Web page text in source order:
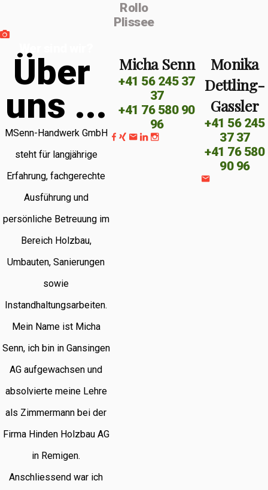
Rollo
Plissee
Über
uns ...
MSenn-Handwerk GmbH
steht für langjährige
Erfahrung, fachgerechte
Ausführung und
persönliche Betreuung im
Bereich Holzbau,
Umbauten, Sanierungen
sowie
Instandhaltungsarbeiten.
Mein Name ist Micha
Senn, ich bin in Gansingen
AG aufgewachsen und
absolvierte meine Lehre
als Zimmermann bei der
Firma Hinden Holzbau AG
in Remigen.
Anschliessend war ich
Micha Senn
+41 56 245 37
37
+41 76 580 90
96
Monika
Dettling-
Gassler
+41 56 245
37 37
+41 76 580
90 96